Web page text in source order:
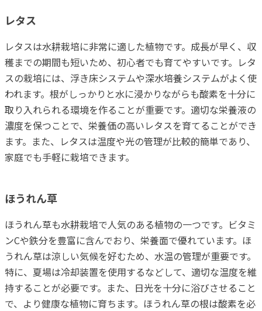
レタス
レタスは水耕栽培に非常に適した植物です。成長が早く、収
穫までの期間も短いため、初心者でも育てやすいです。レタ
スの栽培には、浮き床システムや深水培養システムがよく使
われます。根がしっかりと水に浸かりながらも酸素を十分に
取り入れられる環境を作ることが重要です。適切な栄養液の
濃度を保つことで、栄養価の高いレタスを育てることができ
ます。また、レタスは温度や光の管理が比較的簡単であり、
家庭でも手軽に栽培できます。
ほうれん草
ほうれん草も水耕栽培で人気のある植物の一つです。ビタミ
ンCや鉄分を豊富に含んでおり、栄養面で優れています。ほ
うれん草は涼しい気候を好むため、水温の管理が重要です。
特に、夏場は冷却装置を使用するなどして、適切な温度を維
持することが必要です。また、日光を十分に浴びさせること
で、より健康な植物に育ちます。ほうれん草の根は酸素を必